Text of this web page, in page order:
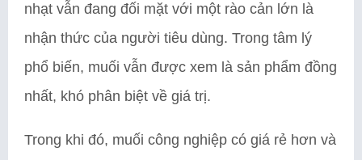
nhạt vẫn đang đối mặt với một rào cản lớn là
nhận thức của người tiêu dùng. Trong tâm lý
phổ biến, muối vẫn được xem là sản phẩm đồng
nhất, khó phân biệt về giá trị.
Trong khi đó, muối công nghiệp có giá rẻ hơn và